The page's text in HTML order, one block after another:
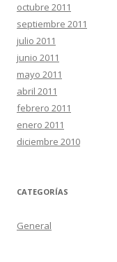
octubre 2011
septiembre 2011
julio 2011
junio 2011
mayo 2011
abril 2011
febrero 2011
enero 2011
diciembre 2010
CATEGORÍAS
General